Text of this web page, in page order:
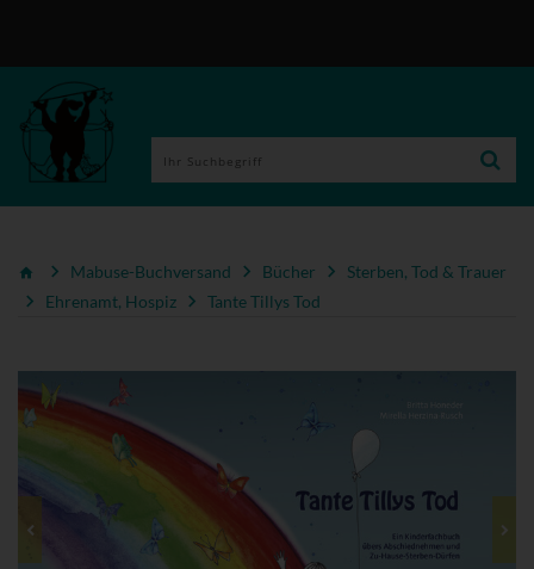
Mabuse-Buchversand Bücher
Sterben, Tod & Trauer
Ehrenamt, Hospiz
Tante Tillys Tod